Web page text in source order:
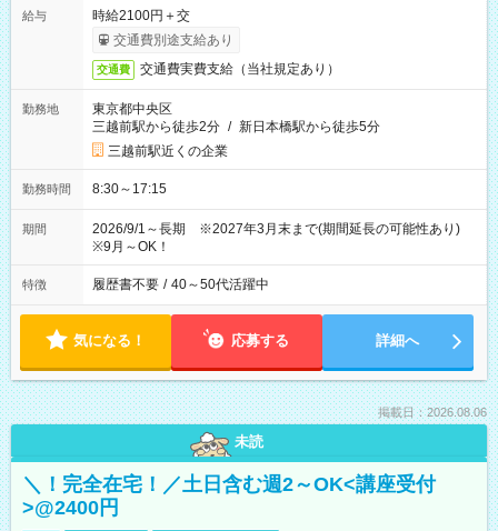
給与
時給2100円＋交
交通費別途支給あり
交通費 交通費実費支給（当社規定あり）
勤務地
東京都中央区
三越前駅から徒歩2分 / 新日本橋駅から徒歩5分
三越前駅近くの企業
勤務時間 8:30～17:15
期間
2026/9/1～長期 ※2027年3月末まで(期間延長の可能性あり)
※9月～OK！
特徴 履歴書不要 / 40～50代活躍中
気になる！ 応募する 詳細へ
掲載日：2026.08.06
未読
＼！完全在宅！／土日含む週2～OK<講座受付
>@2400円